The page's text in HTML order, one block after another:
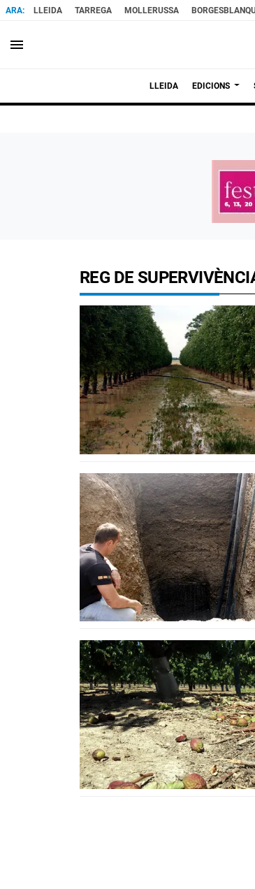
LLEIDA TARREGA MOLLERUSSA
menu
LLEIDA EDICIONS
REG DE